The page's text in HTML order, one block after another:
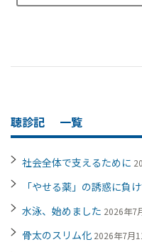
聴診記 一覧
社会全体で支えるために
「やせる薬」の誘惑に負
水泳、始めました 2026年7
骨太のスリム化 2026年7月